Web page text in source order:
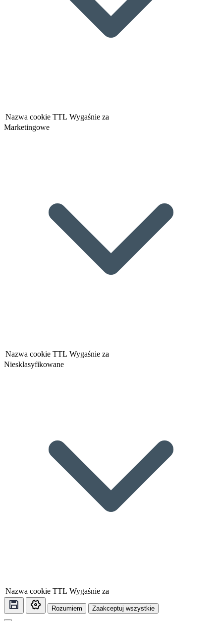
Nazwa cookie TTL Wygaśnie za
Marketingowe
Nazwa cookie TTL Wygaśnie za
Niesklasyfikowane
Nazwa cookie TTL Wygaśnie za
Rozumiem Zaakceptuj wszystkie